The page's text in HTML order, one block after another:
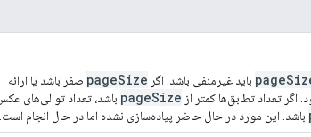
باید غیرمنفی باشد. اگر pageSize صفر باشد یا ارائه
pageSize باشد، تعداد توالی‌های عکس
باشد. این مورد در حال حاضر پیاده‌سازی نشده اما در حال انجام است.